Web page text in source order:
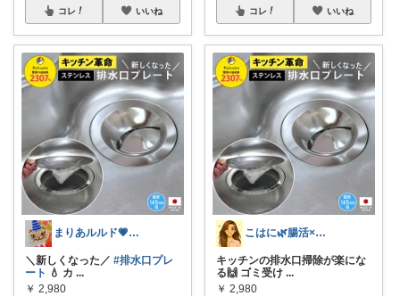
コレ いいね
まりあルルド💗ご購入感謝です💗
＼新しくなった／ #排水口プレ
ート 💧 カ ...
￥ 2,980
コレ いいね
こはに🌿腸活×美容×暮らし
キッチンの排水口掃除が楽にな
る🙌 ゴミ受け ...
￥ 2,980